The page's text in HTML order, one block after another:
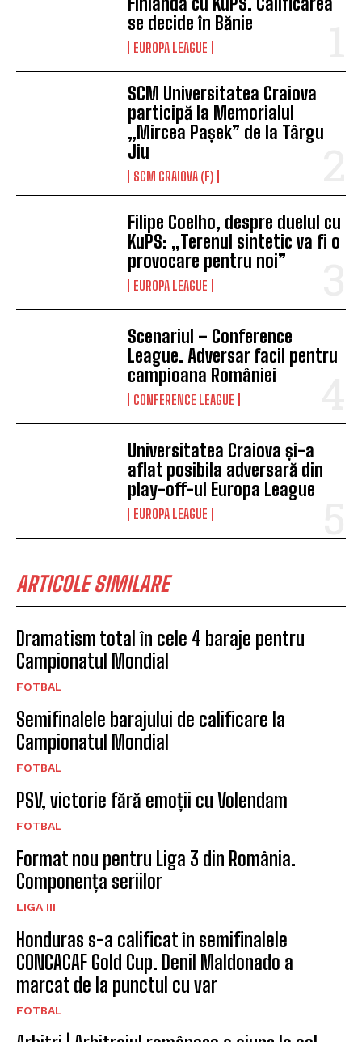
se decide în Bănie
EUROPA LEAGUE
SCM Universitatea Craiova
participă la Memorialul
„Mircea Pașek” de la Târgu
Jiu
SCM CRAIOVA (F)
Filipe Coelho, despre duelul cu
KuPS: „Terenul sintetic va fi o
provocare pentru noi”
EUROPA LEAGUE
Scenariul – Conference
League. Adversar facil pentru
campioana României
CONFERENCE LEAGUE
Universitatea Craiova și-a
aflat posibila adversară din
play-off-ul Europa League
EUROPA LEAGUE
ARTICOLE SIMILARE
Dramatism total în cele 4 baraje pentru
Campionatul Mondial
FOTBAL
Semifinalele barajului de calificare la
Campionatul Mondial
FOTBAL
PSV, victorie fără emoții cu Volendam
FOTBAL
Format nou pentru Liga 3 din România.
Componența seriilor
LIGA III
Honduras s-a calificat în semifinalele
CONCACAF Gold Cup. Denil Maldonado a
marcat de la punctul cu var
FOTBAL